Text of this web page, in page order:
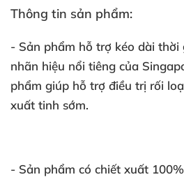
Thông tin sản phẩm:
- Sản phẩm hỗ trợ kéo dài
nhãn hiệu nổi tiêng của
phẩm giúp hỗ trợ điều trị rối
xuất tinh sớm.
- Sản phẩm có chiết xuất